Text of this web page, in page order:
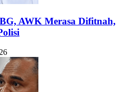
AWK Merasa Difitnah,